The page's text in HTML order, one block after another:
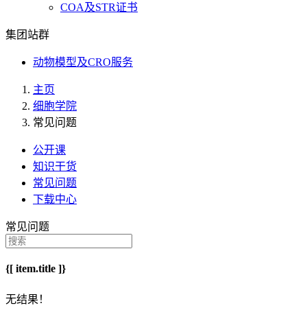
COA及STR证书
集团站群
动物模型及CRO服务
主页
细胞学院
常见问题
公开课
知识干货
常见问题
下载中心
常见问题
{[ item.title ]}
无结果！